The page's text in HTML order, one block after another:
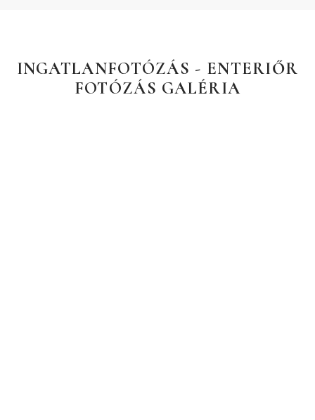
INGATLANFOTÓZÁS - ENTERIŐR
FOTÓZÁS GALÉRIA